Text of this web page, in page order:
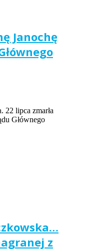
Janochę
22 lipca zmarła
Głównego
z